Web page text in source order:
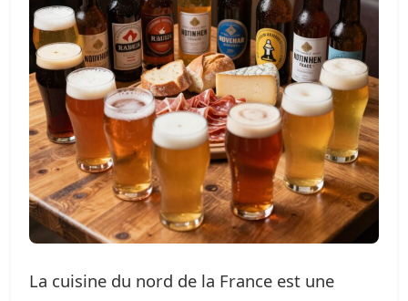
La cuisine du nord de la France est une